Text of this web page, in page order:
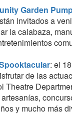
Garden
invitados a
la calabaza,
: el
de las
Theatre
y mucho más